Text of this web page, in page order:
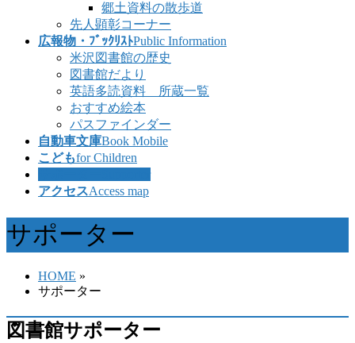
郷土資料の散歩道
先人顕彰コーナー
広報物・ﾌﾞｯｸﾘｽﾄPublic Information
米沢図書館の歴史
図書館だより
英語多読資料 所蔵一覧
おすすめ絵本
パスファインダー
自動車文庫Book Mobile
こどもfor Children
アクセスAccess map
サポーター
HOME »
サポーター
図書館サポーター